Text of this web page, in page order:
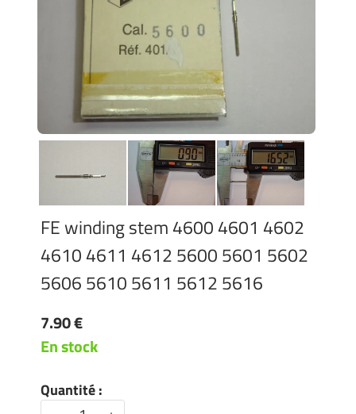
FE winding stem 4600 4601 4602
4610 4611 4612 5600 5601 5602
5606 5610 5611 5612 5616
7.90 €
En stock
Quantité :